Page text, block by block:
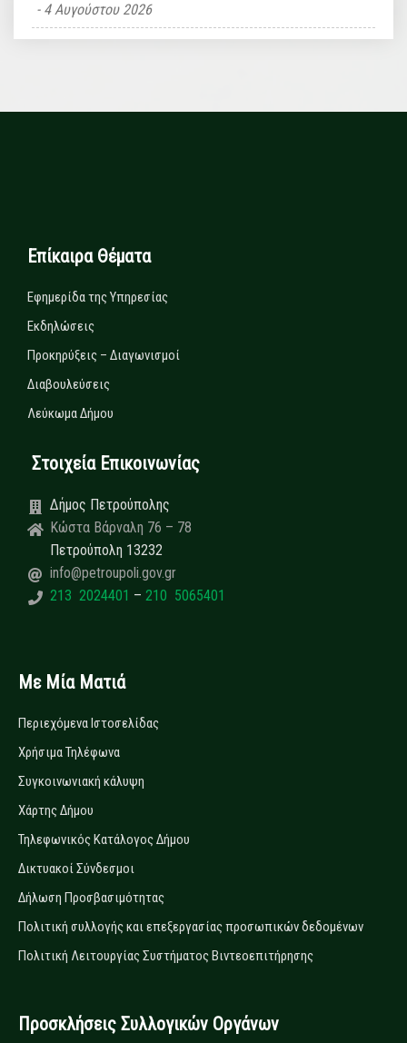
4 Αυγούστου 2026
Επίκαιρα Θέματα
Εφημερίδα της Υπηρεσίας
Εκδηλώσεις
Προκηρύξεις – Διαγωνισμοί
Διαβουλεύσεις
Λεύκωμα Δήμου
Στοιχεία Επικοινωνίας
Δήμος Πετρούπολης
Κώστα Βάρναλη 76 – 78
Πετρούπολη 13232
info@petroupoli.gov.gr
213 2024401 – 210 5065401
Με Μία Ματιά
Περιεχόμενα Ιστοσελίδας
Χρήσιμα Τηλέφωνα
Συγκοινωνιακή κάλυψη
Χάρτης Δήμου
Τηλεφωνικός Κατάλογος Δήμου
Δικτυακοί Σύνδεσμοι
Δήλωση Προσβασιμότητας
Πολιτική συλλογής και επεξεργασίας προσωπικών δεδομένων
Πολιτική Λειτουργίας Συστήματος Βιντεοεπιτήρησης
Προσκλήσεις Συλλογικών Οργάνων